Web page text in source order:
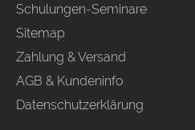
Schulungen-Seminare
Sitemap
Zahlung & Versand
AGB & Kundeninfo
Datenschutzerklärung